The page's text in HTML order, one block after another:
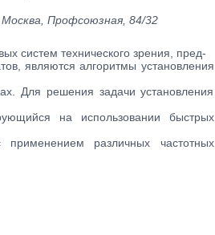
Профсоюзная, 84/32
систем технического зрения, пред-
являются алгоритмы установления
Для решения задачи установления
на использовании быстрых
различных частотных